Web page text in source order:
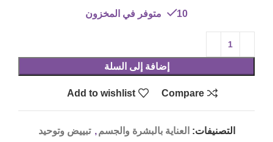
10 متوفر في المخزون
إضافة إلى السلة
Compare
Add to wishlist
التصنيفات: العناية بالبشرة والجسم , تبييض وتوحيد